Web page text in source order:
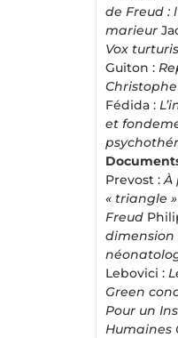
de Freud :
marieur
Vox
Guiton :
Fédida :
et
Prevost :À
« triangle
Freud
dimension
Lebovici :
Green
Pour un
Humaines